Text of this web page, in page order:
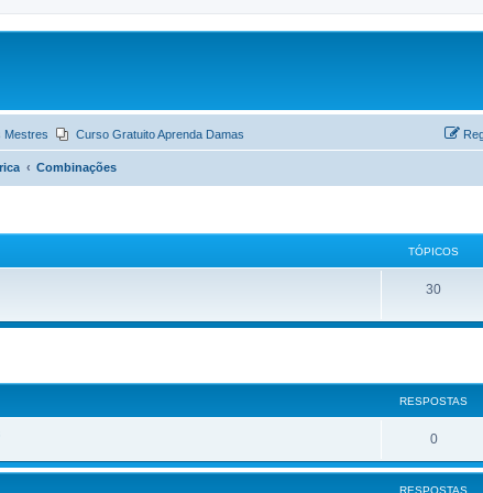
Mestres Curso Gratuito Aprenda Damas
Combinações
TÓPICOS
30
RESPOSTAS
0
RESPOSTAS